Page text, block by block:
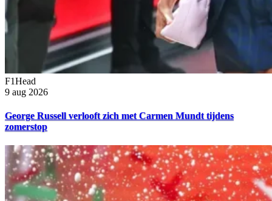
F1Head
9 aug 2026
George Russell verlooft zich met Carmen Mundt tijdens
zomerstop